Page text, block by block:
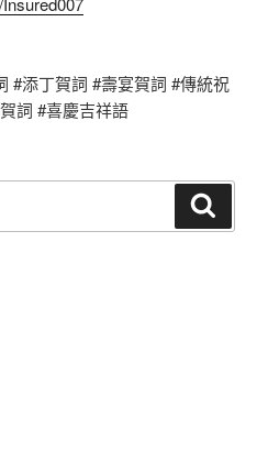
#添丁賀詞 #壽宴賀詞 #傳統祝
詞 #喜慶吉祥語